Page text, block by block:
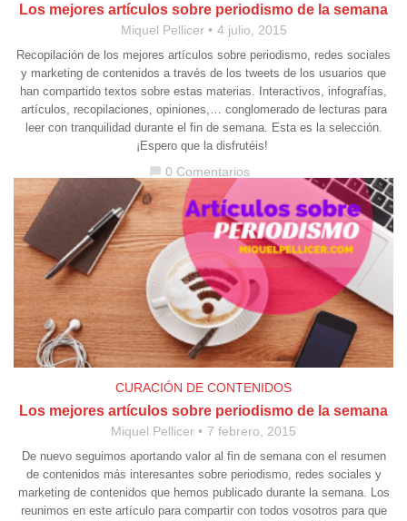
Los mejores artículos sobre periodismo de la semana
Miquel Pellicer 4 julio, 2015
Recopilación de los mejores artículos sobre periodismo, redes sociales
y marketing de contenidos a través de los tweets de los usuarios que
han compartido textos sobre estas materias. Interactivos, infografías,
artículos, recopilaciones, opiniones,… conglomerado de lecturas para
leer con tranquilidad durante el fin de semana. Esta es la selección.
¡Espero que la disfrutéis!
chat_bubble 0 Comentarios
CURACIÓN DE CONTENIDOS
Los mejores artículos sobre periodismo de la semana
Miquel Pellicer 7 febrero, 2015
De nuevo seguimos aportando valor al fin de semana con el resumen
de contenidos más interesantes sobre periodismo, redes sociales y
marketing de contenidos que hemos publicado durante la semana. Los
reunimos en este artículo para compartir con todos vosotros para que